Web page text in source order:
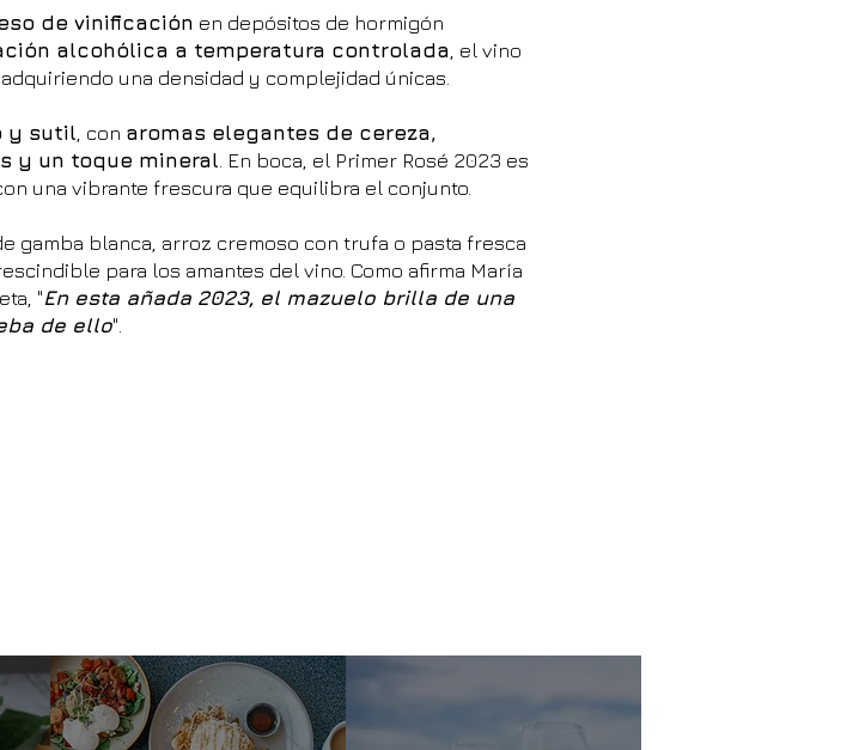
de vinificación en depósitos de hormigón
alcohólica a temperatura controlada, el vino
una densidad y complejidad únicas.
y sutil, con aromas elegantes de cereza,
y un toque mineral. En boca, el Primer Rosé 2023 es
una vibrante frescura que equilibra el conjunto.
gamba blanca, arroz cremoso con trufa o pasta fresca
para los amantes del vino. Como afirma María
"En esta añada 2023, el mazuelo brilla de una
de ello".